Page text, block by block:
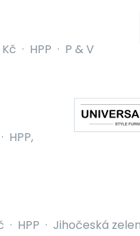
· HPP · P & V
· HPP,
· HPP · Jihočeská